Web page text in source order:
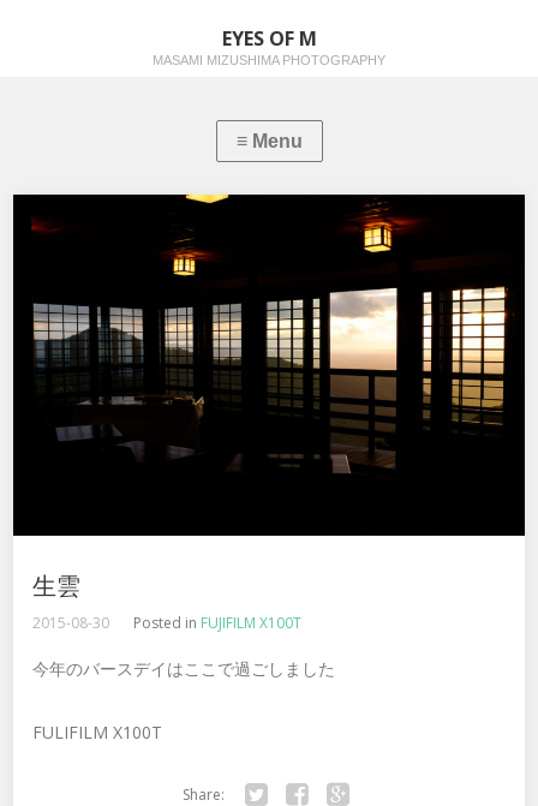
EYES OF M
MASAMI MIZUSHIMA PHOTOGRAPHY
生雲
2015-08-30 Posted in FUJIFILM X100T
今年のバースデイはここで過ごしました
FULIFILM X100T
Share: